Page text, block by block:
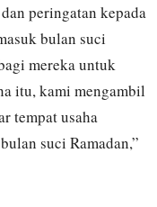
peringatan kepada
bulan suci
mereka untuk
itu, kami mengambil
tempat usaha
suci Ramadan,”